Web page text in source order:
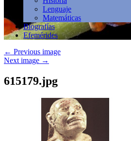
Lenguaje
Matemáticas
Biografías
Efemérides
← Previous image
Next image →
615179.jpg